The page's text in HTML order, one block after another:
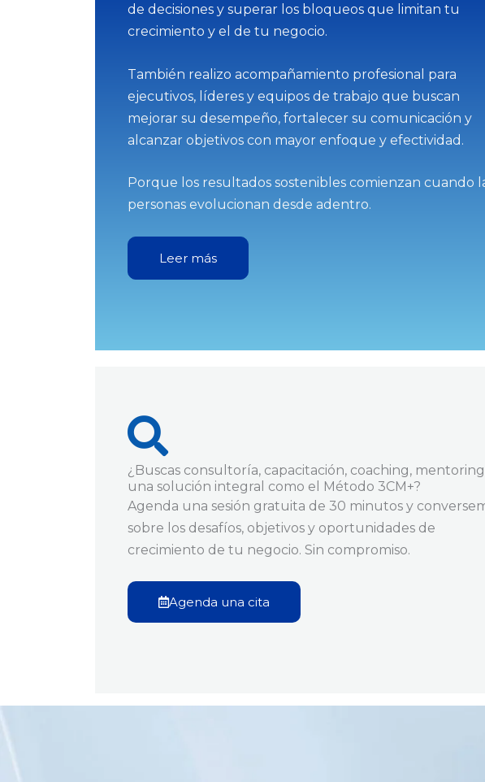
de decisiones y superar los bloqueos que limitan tu
crecimiento y el de tu negocio.
También realizo acompañamiento profesional para
ejecutivos, líderes y equipos de trabajo que buscan
mejorar su desempeño, fortalecer su comunicación y
alcanzar objetivos con mayor enfoque y efectividad.
Porque los resultados sostenibles comienzan cuando
personas evolucionan desde adentro.
Leer más
¿Buscas consultoría, capacitación, coaching,
una solución integral como el Método 3CM+?
Agenda una sesión gratuita de 30 minutos y
sobre los desafíos, objetivos y oportunidades de
crecimiento de tu negocio. Sin compromiso.
Agenda una cita